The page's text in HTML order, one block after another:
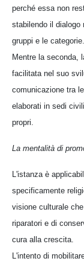
perché essa non
stabilendo il dialogo
gruppi e le categorie.
Mentre la seconda,
facilitata nel suo
comunicazione tra
elaborati in sedi
propri.
La mentalità di
L'istanza è
specificamente
visione culturale
riparatori e di
cura alla crescita.
L'intento di